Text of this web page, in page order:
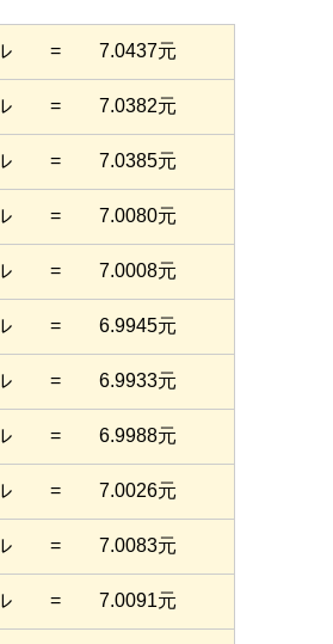
= 7.0437元
= 7.0382元
= 7.0385元
= 7.0080元
= 7.0008元
= 6.9945元
= 6.9933元
= 6.9988元
= 7.0026元
= 7.0083元
= 7.0091元